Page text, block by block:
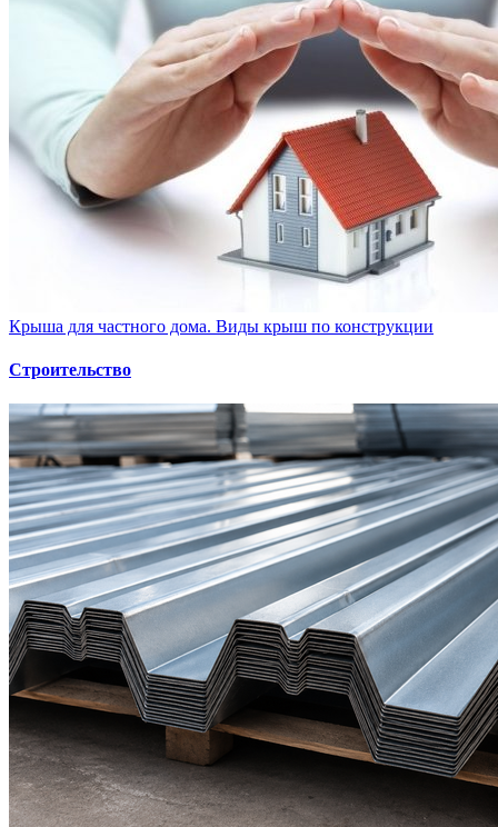
Крыша для частного дома. Виды крыш по конструкции
Строительство